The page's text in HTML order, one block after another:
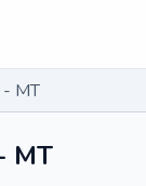
- MT
MT